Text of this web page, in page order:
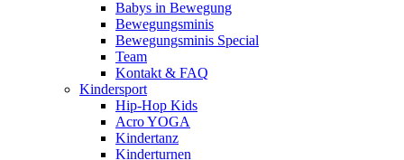
Babys in Bewegung
Bewegungsminis
Bewegungsminis Special
Team
Kontakt & FAQ
Kindersport
Hip-Hop Kids
Acro YOGA
Kindertanz
Kinderturnen